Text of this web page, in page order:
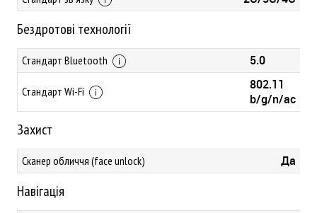
Бездротові технології
Стандарт Bluetooth 5.0
Стандарт Wi-Fi
802.11
b/g/n/ac
Захист
Сканер обличчя (face unlock) Да
Навігація